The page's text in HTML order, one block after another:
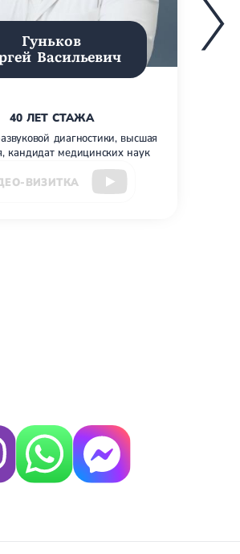
Гуньков
Васильевич
40 ЛЕТ СТАЖА
диагностики, высшая
кандидат медицинских наук
ВИЗИТКА